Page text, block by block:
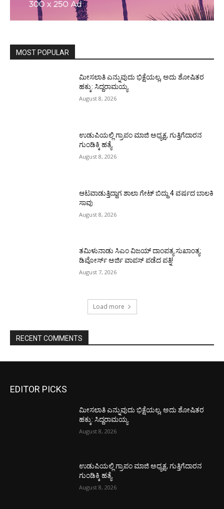
MOST POPULAR
ಮೀಸಲಾತಿ ಎನ್ನುವುದು ಭಿಕ್ಷೆಯಲ್ಲ, ಅದು ಶೋಷಿತರ
ಹಕ್ಕು: ಸಿದ್ದರಾಮಯ್ಯ
August 8, 2026
ಉಡುಪಿಯಲ್ಲಿ ಗ್ರಾಪಂ ಮಾಜಿ ಅಧ್ಯಕ್ಷ, ಗುತ್ತಿಗೆದಾರನ
ಗುಂಡಿಕ್ಕಿ ಹತ್ಯೆ
August 8, 2026
ಆಟವಾಡುತ್ತಿದ್ದಾಗ ಶಾಲಾ ಗೇಟ್‌ ಬಿದ್ದು 4 ವರ್ಷದ ಬಾಲಕಿ
ಸಾವು
August 8, 2026
ತಮಿಳುನಾಡು ಸಿಎಂ ವಿಜಯ್‌ ದಾಂಪತ್ಯ ಸುಖಾಂತ್ಯ:
ಡಿವೋರ್ಸ್‌ ಅರ್ಜಿ ವಾಪಸ್‌ ಪಡೆದ ಪತ್ನಿ!
August 7, 2026
Load more
RECENT COMMENTS
EDITOR PICKS
ಮೀಸಲಾತಿ ಎನ್ನುವುದು ಭಿಕ್ಷೆಯಲ್ಲ, ಅದು ಶೋಷಿತರ
ಹಕ್ಕು: ಸಿದ್ದರಾಮಯ್ಯ
August 8, 2026
ಉಡುಪಿಯಲ್ಲಿ ಗ್ರಾಪಂ ಮಾಜಿ ಅಧ್ಯಕ್ಷ, ಗುತ್ತಿಗೆದಾರನ
ಗುಂಡಿಕ್ಕಿ ಹತ್ಯೆ
August 8, 2026